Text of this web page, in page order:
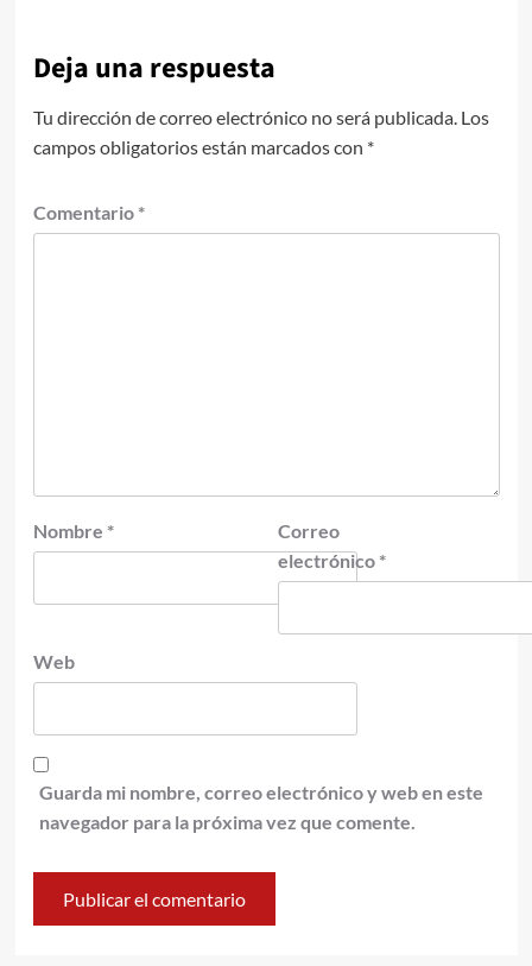
Deja una respuesta
Tu dirección de correo electrónico no será publicada. Los
campos obligatorios están marcados con *
Comentario *
Nombre *
Correo
electrónico *
Web
Guarda mi nombre, correo electrónico y web en este
navegador para la próxima vez que comente.